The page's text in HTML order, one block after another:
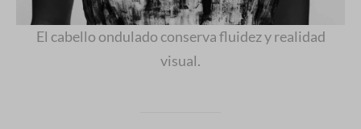
El cabello ondulado conserva fluidez y realidad
visual.